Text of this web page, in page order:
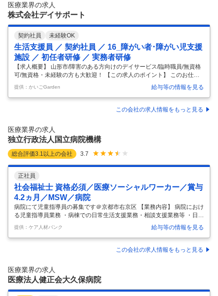
基本給（160,000円～170,0
医療業界の求人
株式会社デイサポート
契約社員 未経験OK
生活支援員 ／ 契約社員 ／ 16_障がい者･障がい児支援
施設 ／ 初任者研修 ／ 実務者研修
【求人概要】 山形市/障害のある方向けのデイサービス/臨時職員/無資格
可/無資格・未経験の方も大歓迎！ 【この求人のポイント】 このお仕事
はツクイスタッフが運営する「かいごGarden」からのご紹介です。キャ
リアアドバイザーがあなたの希望に沿ったお仕事を紹介します。完全無
料なのでお気軽にご相談ください。 【職場の情報・おすすめポイント】
障害のある方向けのデイサービスの生活支援員・臨時職員求人です。
験は問いません！無資格・未経験の方も歓迎！丁寧に指導いたします。
…
提供：かいごGarden 給与等の情報を見る
この会社の求人情報をもっと見る
医療業界の求人
独立行政法人国立病院機構
総合評価3.1 以上の会社 3.7
正社員
社会福祉士 資格必須／医療ソーシャルワーカー／賞与
4.2ヵ月／MSW／病院
病院にて児童指導員の募集です＠京都市右京区 【業務内容】 病院におけ
る児童指導員業務 ・病棟での日常生活支援業務・相談支援業務等 ・日中
活動、趣味活動支援障害福祉サービスの利用調整 【応募条件】 社会福祉
士 精神保健福祉士 【施設形態】 病院 【募集資格】 社会福祉士 お気軽に
お問い合わせください。…
提供：ケア人材バンク 給与等の情報を見る
この会社の求人情報をもっと見る
医療業界の求人
医療法人健正会大久保病院